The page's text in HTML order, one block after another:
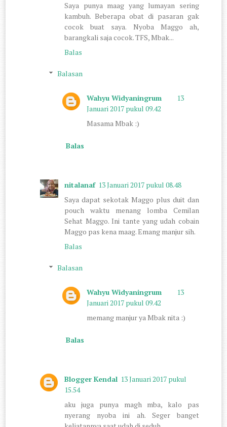
Saya punya maag yang lumayan sering
kambuh. Beberapa obat di pasaran gak
cocok buat saya. Nyoba Maggo ah,
barangkali saja cocok. TFS, Mbak...
Balas
Balasan
Wahyu Widyaningrum
13
Januari 2017 pukul 09.42
Masama Mbak :)
Balas
nitalanaf 13 Januari 2017 pukul 08.48
Saya dapat sekotak Maggo plus duit dan
pouch waktu menang lomba Cemilan
Sehat Maggo. Ini tante yang udah cobain
Maggo pas kena maag. Emang manjur sih.
Balas
Balasan
Wahyu Widyaningrum
13
Januari 2017 pukul 09.42
memang manjur ya Mbak nita :)
Balas
Blogger Kendal 13 Januari 2017 pukul
15.54
aku juga punya magh mba, kalo pas
nyerang nyoba ini ah. Seger banget